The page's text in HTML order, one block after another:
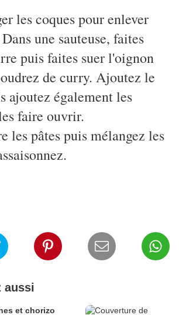
les coques pour enlever
une sauteuse, faites
puis faites suer l'oignon
de curry. Ajoutez le
ajoutez également les
faire ouvrir.
les pâtes puis mélangez les
aussi
et chorizo